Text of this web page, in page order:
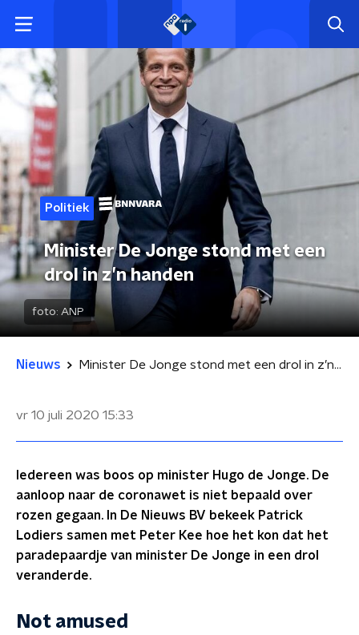
Politiek
Minister De Jonge stond met een
drol in z’n handen
foto: ANP
Nieuws Minister De Jonge stond met een drol in z’n handen
vr 10 juli 2020 15:33
Iedereen was boos op minister Hugo de Jonge. De
aanloop naar de coronawet is niet bepaald over
rozen gegaan. In De Nieuws BV bekeek Patrick
Lodiers samen met Peter Kee hoe het kon dat het
paradepaardje van minister De Jonge in een drol
veranderde.
Not amused